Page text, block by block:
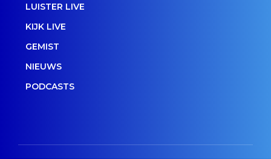
LUISTER LIVE
KIJK LIVE
GEMIST
NIEUWS
PODCASTS